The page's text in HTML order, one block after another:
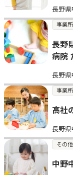
長野
事業
長野
病院
長野県
事業
高社
長野
その
中野